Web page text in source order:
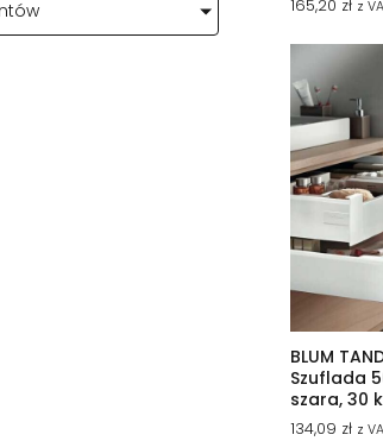
165,20 zł z
BLUM
Szuflada
szara, 30
134,09 zł z